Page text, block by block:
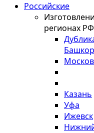
Российские
регионах РФ
Казань
Уфа
Ижевск